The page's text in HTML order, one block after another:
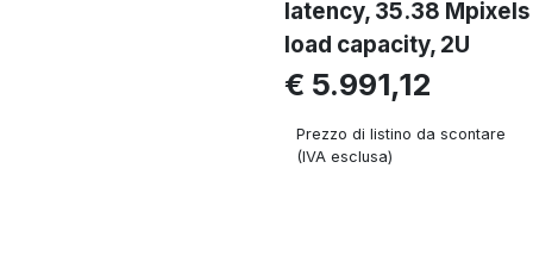
latency, 35.38 Mpixels
load capacity, 2U
€ 5.991,12
Prezzo di listino da scontare
(IVA esclusa)